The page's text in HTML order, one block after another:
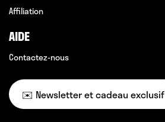
Affiliation
AIDE
Contactez-nous
✉️ Newsletter et cadeau exclusif